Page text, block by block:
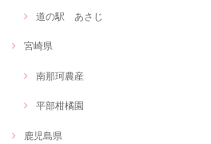
道の駅 あさじ
宮崎県
南那珂農産
平部柑橘園
鹿児島県